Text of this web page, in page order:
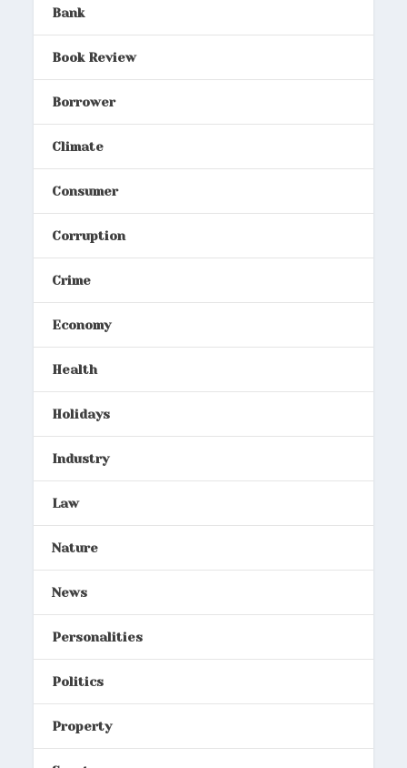
Bank
Book Review
Borrower
Climate
Consumer
Corruption
Crime
Economy
Health
Holidays
Industry
Law
Nature
News
Personalities
Politics
Property